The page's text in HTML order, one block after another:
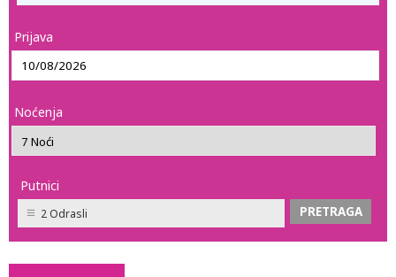
Prijava
Noćenja
Putnici
2 Odrasli